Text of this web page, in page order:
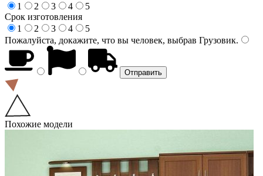
1
2 3 4
5
Срок изготовления
1
2 3 4
5
Пожалуйста, докажите, что вы человек, выбрав Грузовик.
Похожие модели